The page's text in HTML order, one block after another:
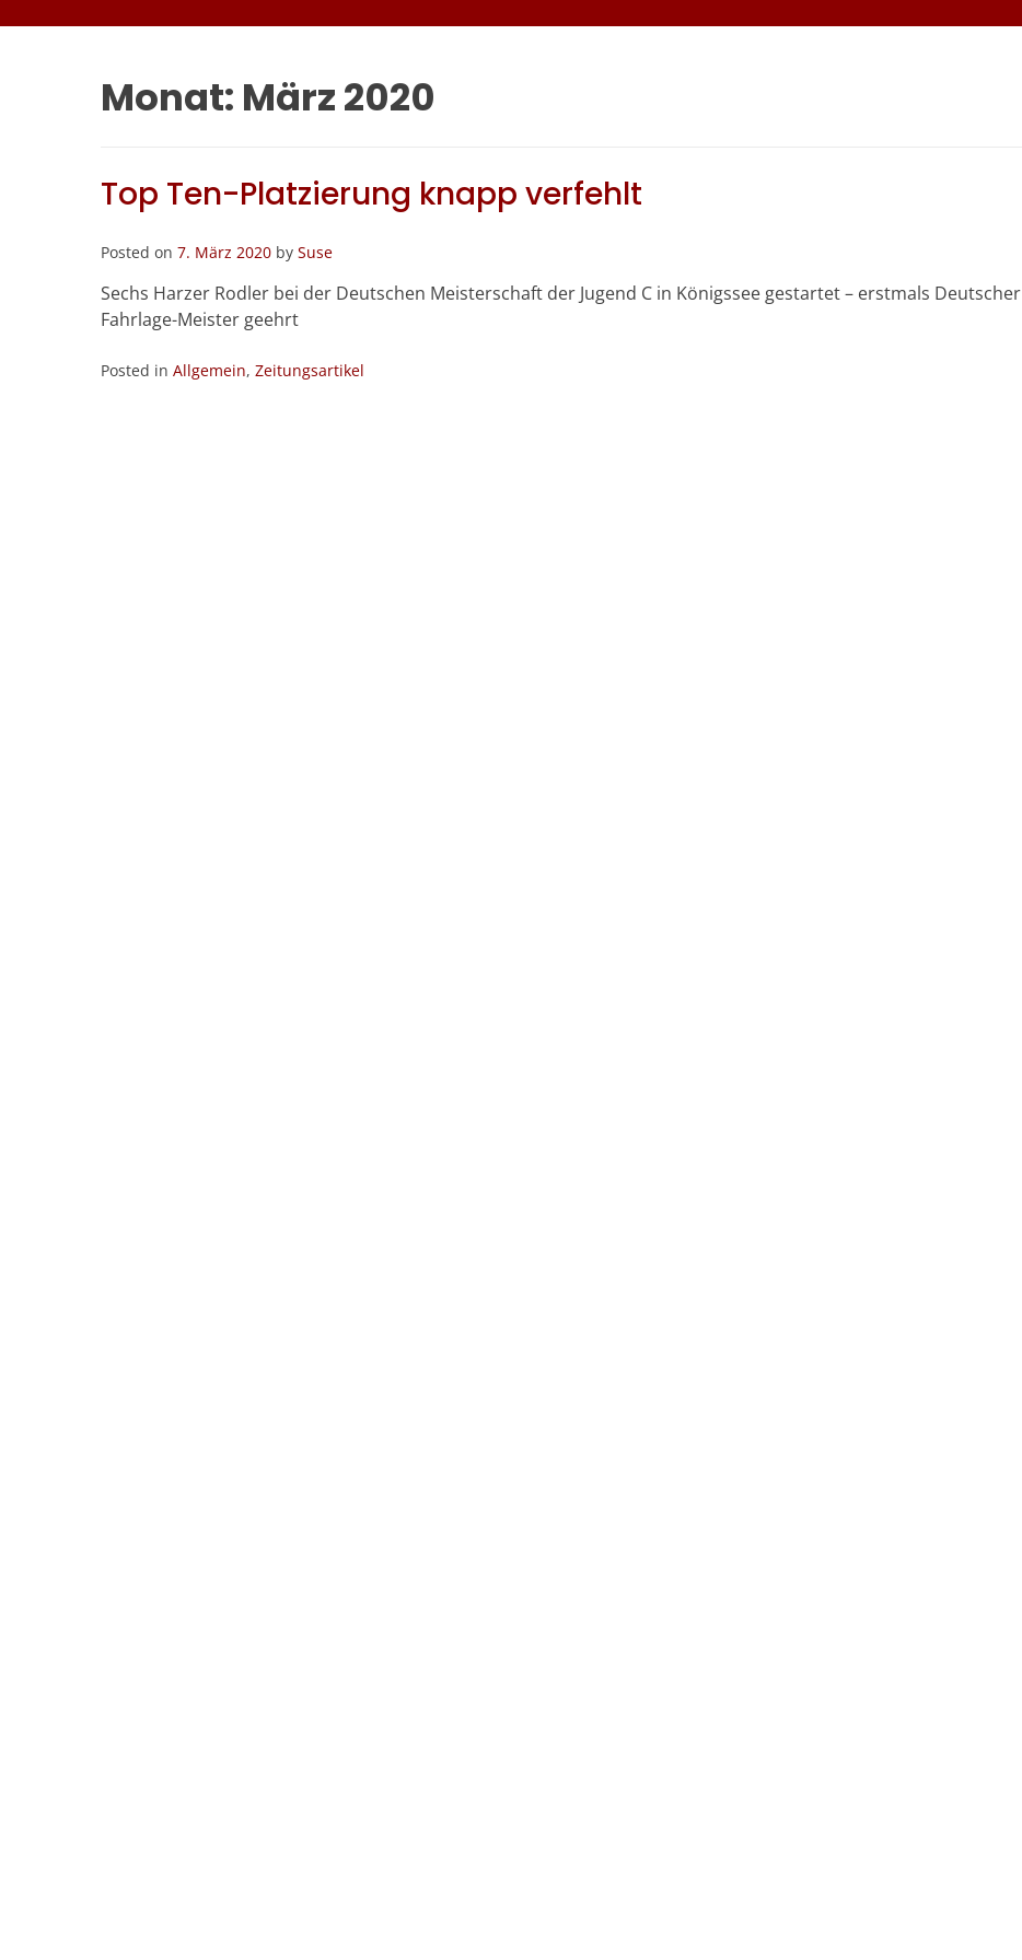
Monat: März 2020
Top Ten-Platzierung knapp verfehlt
Posted on 7. März 2020 by Suse
Sechs Harzer Rodler bei der Deutschen Meisterschaft der Jugend C in Königssee gestartet – erstmals Deutscher
Fahrlage-Meister geehrt
Posted in Allgemein, Zeitungsartikel